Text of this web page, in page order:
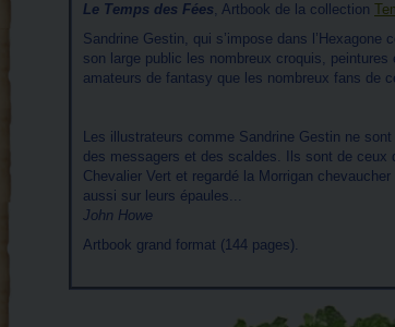
Le Temps des Fées , Artbook de la collection
Sandrine Gestin, qui s’impose dans
son large public les nombreux croquis,
amateurs de fantasy que les nombreux fans de
Les illustrateurs comme Sandrine Gestin ne
des messagers et des scaldes. Ils sont de ceux
Chevalier Vert et regardé la Morrigan
aussi sur leurs épaules...
John Howe
Artbook grand format (144 pages).